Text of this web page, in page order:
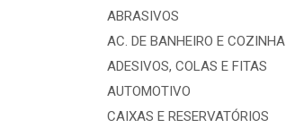
ABRASIVOS
AC. DE BANHEIRO E COZINHA
ADESIVOS, COLAS E FITAS
AUTOMOTIVO
CAIXAS E RESERVATÓRIOS